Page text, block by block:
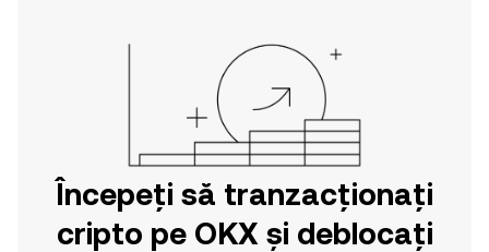
Începeți să tranzacționați
cripto pe OKX și deblocați